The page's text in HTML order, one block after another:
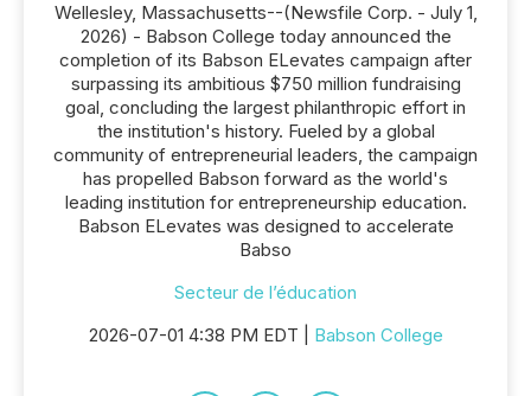
Wellesley, Massachusetts--(Newsfile Corp. - July 1,
2026) - Babson College today announced the
completion of its Babson ELevates campaign after
surpassing its ambitious $750 million fundraising
goal, concluding the largest philanthropic effort in
the institution's history. Fueled by a global
community of entrepreneurial leaders, the campaign
has propelled Babson forward as the world's
leading institution for entrepreneurship education.
Babson ELevates was designed to accelerate
Babso
Secteur de l’éducation
2026-07-01 4:38 PM EDT | Babson College